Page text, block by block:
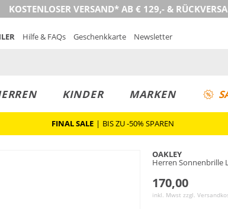
KOSTENLOSER VERSAND* AB € 129,- &
Hilfe & FAQs Geschenkkarte Newsletter
KINDER MARKEN
FINAL SALE | BIS ZU -50% SPAREN
OAKLEY
Herren Sonnenbrille
170,00
inkl. Mwst zzgl.